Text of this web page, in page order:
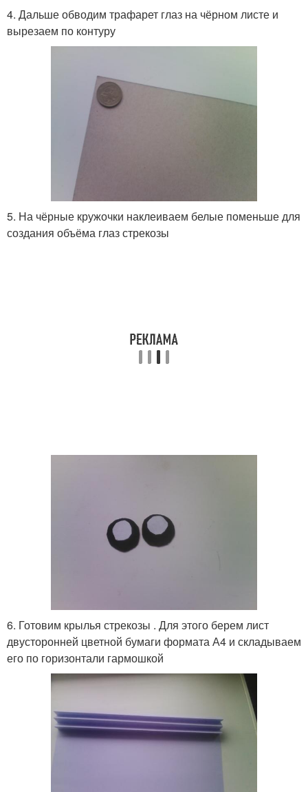
4. Дальше обводим трафарет глаз на чёрном листе и
вырезаем по контуру
5. На чёрные кружочки наклеиваем белые поменьше для
создания объёма глаз стрекозы
6. Готовим крылья стрекозы . Для этого берем лист
двусторонней цветной бумаги формата А4 и складываем
его по горизонтали гармошкой